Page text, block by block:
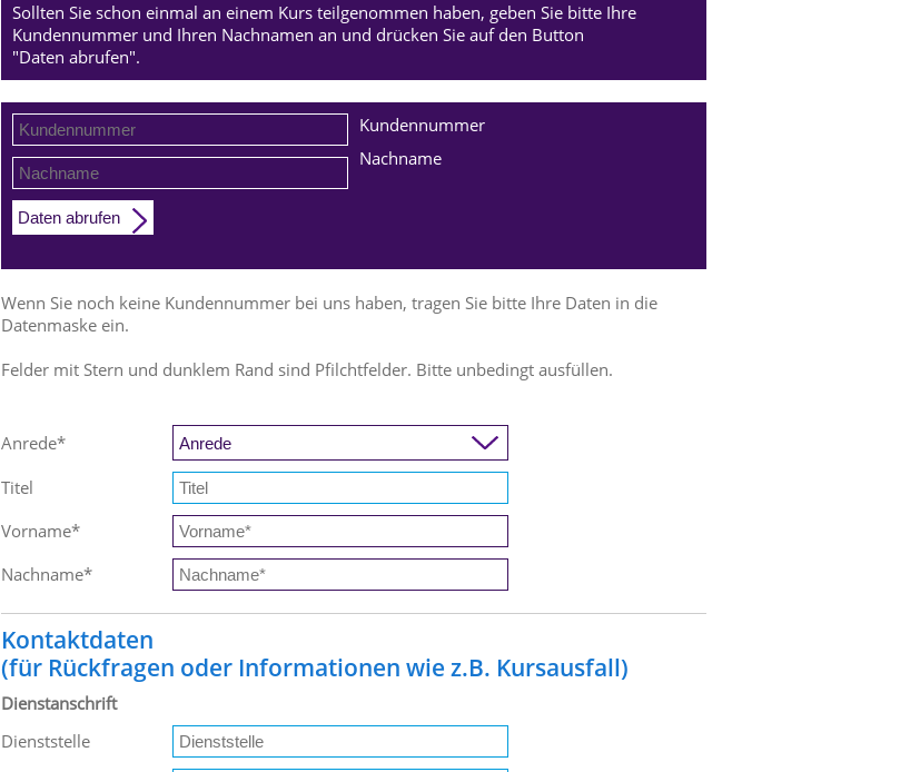
Sollten Sie schon einmal an einem Kurs teilgenommen haben, geben Sie bitte Ihre
Kundennummer und Ihren Nachnamen an und drücken Sie auf den Button
"Daten abrufen".
Kundennummer
Nachname
Daten abrufen
Wenn Sie noch keine Kundennummer bei uns haben, tragen Sie bitte Ihre Daten in die
Datenmaske ein.
Felder mit Stern und dunklem Rand sind Pfilchtfelder. Bitte unbedingt ausfüllen.
Anrede*
Titel
Vorname*
Nachname*
Kontaktdaten
(für Rückfragen oder Informationen wie z.B. Kursausfall)
Dienstanschrift
Dienststelle